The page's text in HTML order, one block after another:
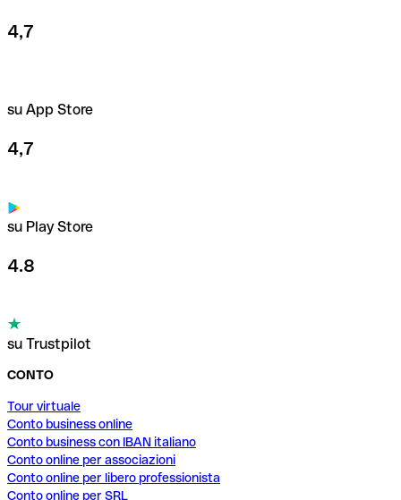
4,7
su App Store
4,7
su Play Store
4.8
su Trustpilot
CONTO
Tour virtuale
Conto business online
Conto business con IBAN italiano
Conto online per associazioni
Conto online per libero professionista
Conto online per SRL